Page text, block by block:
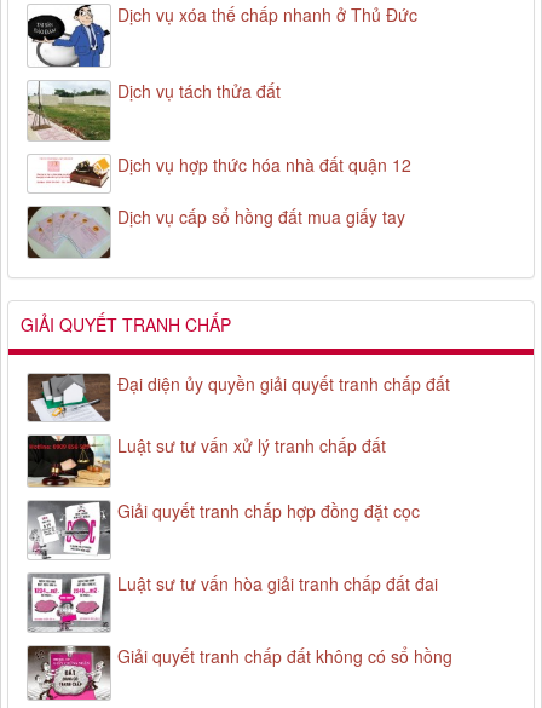
Dịch vụ xóa thế chấp nhanh ở Thủ Đức
Dịch vụ tách thửa đất
Dịch vụ hợp thức hóa nhà đất quận 12
Dịch vụ cấp sổ hồng đất mua giấy tay
GIẢI QUYẾT TRANH CHẤP
Đại diện ủy quyền giải quyết tranh chấp đất
Luật sư tư vấn xử lý tranh chấp đất
Giải quyết tranh chấp hợp đồng đặt cọc
Luật sư tư vấn hòa giải tranh chấp đất đai
Giải quyết tranh chấp đất không có sổ hồng